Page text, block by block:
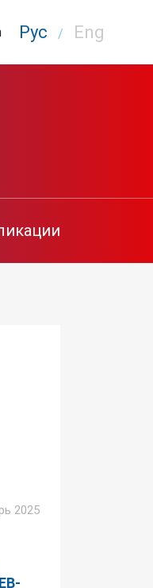
Рус / Eng
2025